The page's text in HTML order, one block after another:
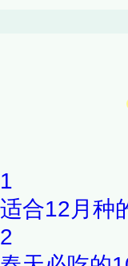
吗？可
及膳食
黄豆、
1
适合12月种
2